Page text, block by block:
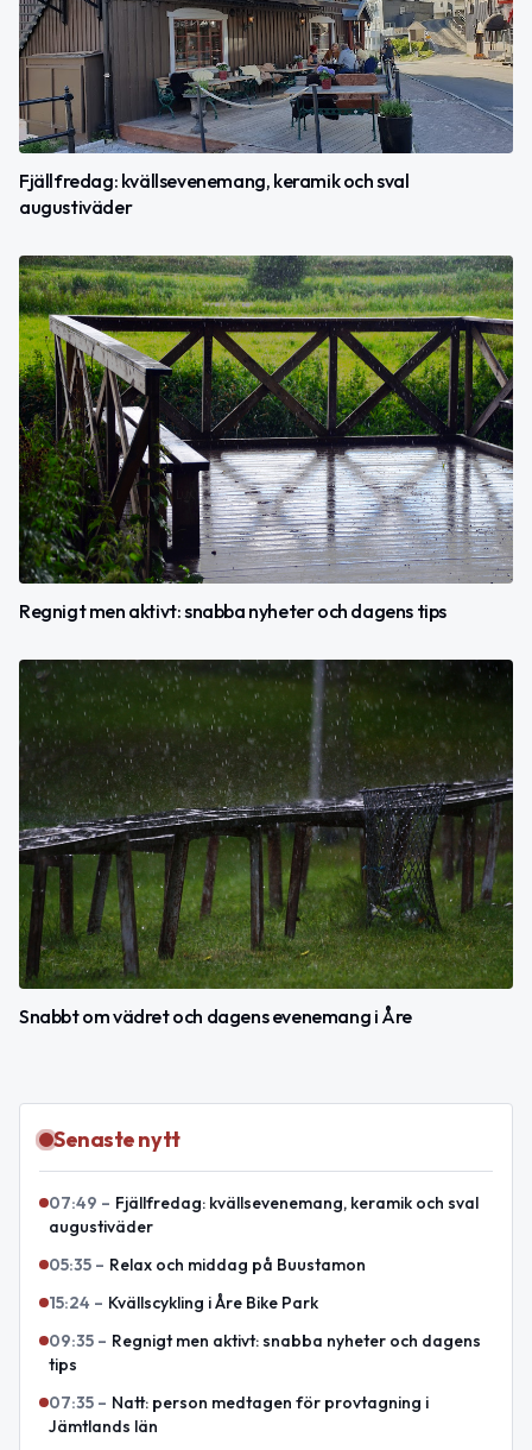
Fjällfredag: kvällsevenemang, keramik och sval
augustiväder
Regnigt men aktivt: snabba nyheter och dagens tips
Snabbt om vädret och dagens evenemang i Åre
Senaste nytt
07:49 – Fjällfredag: kvällsevenemang, keramik och sval
augustiväder
05:35 – Relax och middag på Buustamon
15:24 – Kvällscykling i Åre Bike Park
09:35 – Regnigt men aktivt: snabba nyheter och dagens
tips
07:35 – Natt: person medtagen för provtagning i
Jämtlands län